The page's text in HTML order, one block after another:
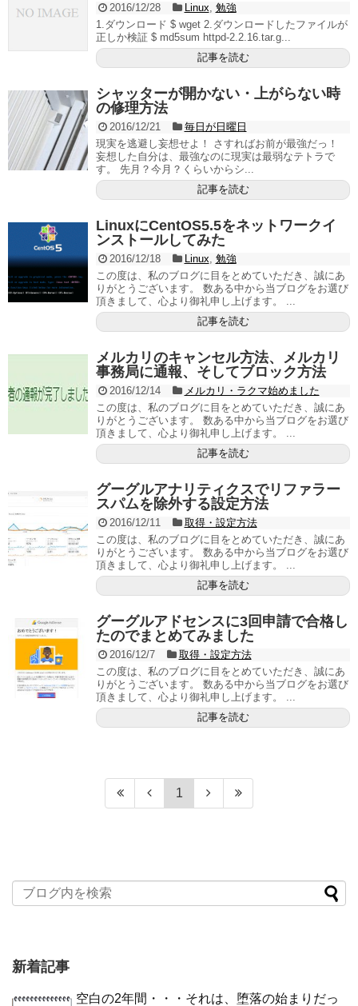
2016/12/28 Linux 勉強
1.ダウンロード $ wget 2.ダウンロードしたファイルが
正しか検証 $ md5sum httpd-2.2.16.tar.g...
記事を読む
シャッターが開かない・上がらない時
の修理方法
2016/12/21
毎日が日曜日
現実を逃避し妄想せよ！ さすればお前が最強だっ！
妄想した自分は、最強なのに現実は最弱なテトラで
す。 先月？今月？くらいからシ...
記事を読む
LinuxにCentOS5.5をネットワークイ
ンストールしてみた
2016/12/18 Linux 勉強
この度は、私のブログに目をとめていただき、誠にあ
りがとうございます。 数ある中から当ブログをお選び
頂きまして、心より御礼申し上げます。 ...
記事を読む
メルカリのキャンセル方法、メルカリ
事務局に通報、そしてブロック方法
2016/12/14
メルカリ・ラクマ始めました
この度は、私のブログに目をとめていただき、誠にあ
りがとうございます。 数ある中から当ブログをお選び
頂きまして、心より御礼申し上げます。 ...
記事を読む
グーグルアナリティクスでリファラー
スパムを除外する設定方法
2016/12/11
取得・設定方法
この度は、私のブログに目をとめていただき、誠にあ
りがとうございます。 数ある中から当ブログをお選び
頂きまして、心より御礼申し上げます。 ...
記事を読む
グーグルアドセンスに3回申請で合格し
たのでまとめてみました
2016/12/7
取得・設定方法
この度は、私のブログに目をとめていただき、誠にあ
りがとうございます。 数ある中から当ブログをお選び
頂きまして、心より御礼申し上げます。 ...
記事を読む
1
新着記事
空白の2年間・・・それは、堕落の始まりだっ